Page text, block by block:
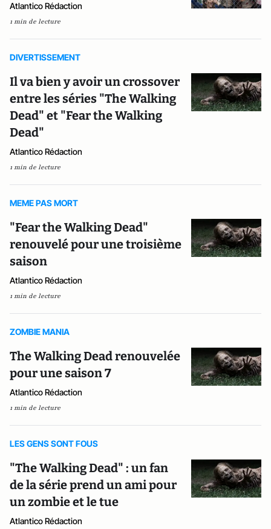
Atlantico Rédaction
1 min de lecture
DIVERTISSEMENT
Il va bien y avoir un crossover
entre les séries "The Walking
Dead" et "Fear the Walking
Dead"
Atlantico Rédaction
1 min de lecture
MEME PAS MORT
"Fear the Walking Dead"
renouvelé pour une troisième
saison
Atlantico Rédaction
1 min de lecture
ZOMBIE MANIA
The Walking Dead renouvelée
pour une saison 7
Atlantico Rédaction
1 min de lecture
LES GENS SONT FOUS
"The Walking Dead" : un fan
de la série prend un ami pour
un zombie et le tue
Atlantico Rédaction